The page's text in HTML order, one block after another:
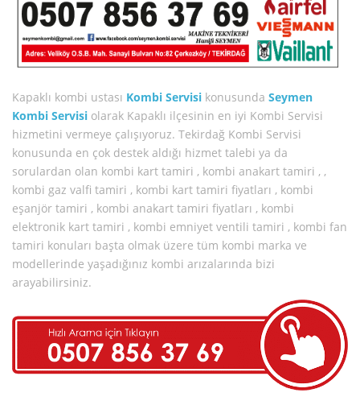
Kapaklı kombi ustası Kombi Servisi konusunda Seymen
Kombi Servisi olarak Kapaklı ilçesinin en iyi Kombi Servisi
hizmetini vermeye çalışıyoruz. Tekirdağ Kombi Servisi
konusunda en çok destek aldığı hizmet talebi ya da
sorulardan olan kombi kart tamiri , kombi anakart tamiri , ,
kombi gaz valfi tamiri , kombi kart tamiri fiyatları , kombi
eşanjör tamiri , kombi anakart tamiri fiyatları , kombi
elektronik kart tamiri , kombi emniyet ventili tamiri , kombi fan
tamiri konuları başta olmak üzere tüm kombi marka ve
modellerinde yaşadığınız kombi arızalarında bizi
arayabilirsiniz.